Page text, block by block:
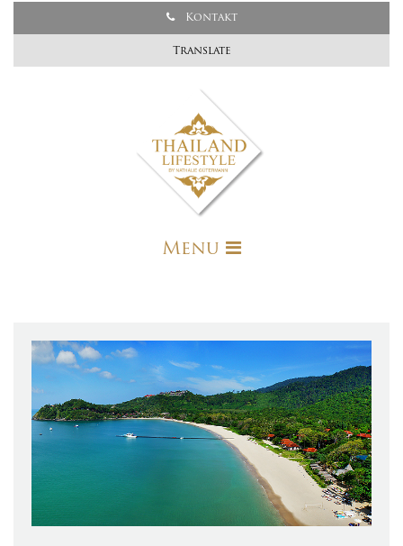
Kontakt
Translate
Menu